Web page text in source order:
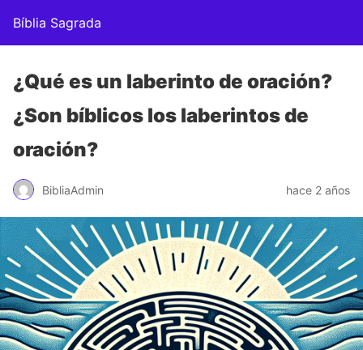
Bíblia Sagrada
¿Qué es un laberinto de oración?
¿Son bíblicos los laberintos de
oración?
BibliaAdmin hace 2 años